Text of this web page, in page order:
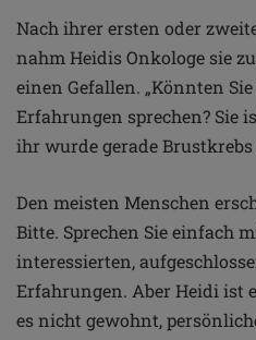
Nach ihrer ersten oder
nahm HeidisOnkologe sie
einen Gefallen. „Könnten
Erfahrungen sprechen? Sie
ihr wurde gerade
Den meisten Menschen
Bitte. Sprechen Sie einfach
interessierten,
Erfahrungen. Aber Heidi ist
es nicht gewohnt,